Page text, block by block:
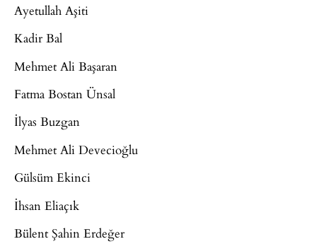
Ayetullah Aşiti
Kadir Bal
Mehmet Ali Başaran
Fatma Bostan Ünsal
İlyas Buzgan
Mehmet Ali Devecioğlu
Gülsüm Ekinci
İhsan Eliaçık
Bülent Şahin Erdeğer